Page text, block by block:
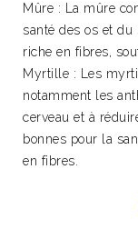
Mûre : La mûre
santé des os et
riche en fibres,
Myrtille : Les
notamment les
cerveau et à
bonnes pour la
en fibres.